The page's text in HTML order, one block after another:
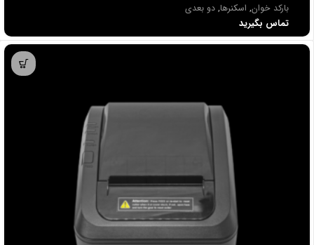
بارکد خوان, اسکنرها, دو بعدی
تماس بگیرید